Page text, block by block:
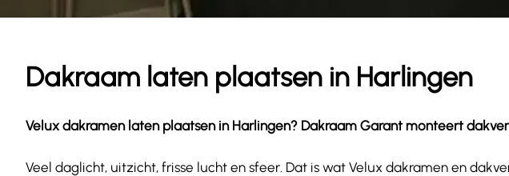
Dakraam laten plaatsen in Harlingen
Velux dakramen laten plaatsen in Harlingen? Dakraam Garant monteert
Veel daglicht, uitzicht, frisse lucht en sfeer. Dat is wat Velux dakramen en